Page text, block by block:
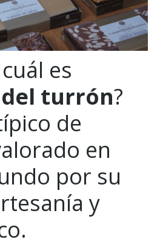
es
turrón?
de
en
por su
y